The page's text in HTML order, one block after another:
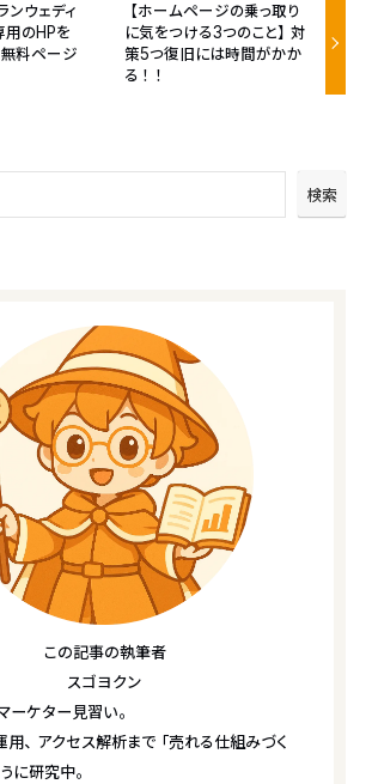
ンウェディ
用のHPを
料ページ
【ホームページの乗っ取り
に気をつける3つのこと】対
策5つ復旧には時間がかか
る！！
検索
この記事の執筆者
スゴヨクン
ケター見習い。
、アクセス解析まで「売れる仕組みづく
に研究中。